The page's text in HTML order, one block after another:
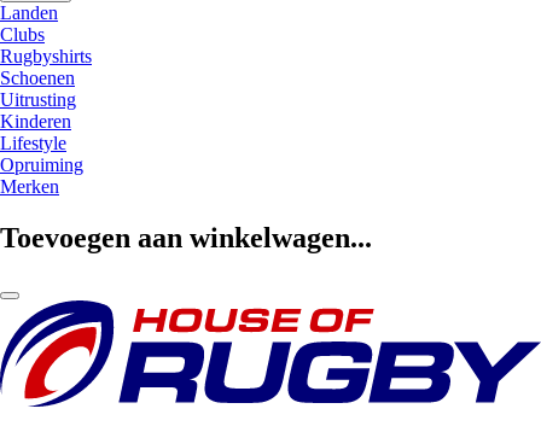
Landen
Clubs
Rugbyshirts
Schoenen
Uitrusting
Kinderen
Lifestyle
Opruiming
Merken
Toevoegen aan winkelwagen...